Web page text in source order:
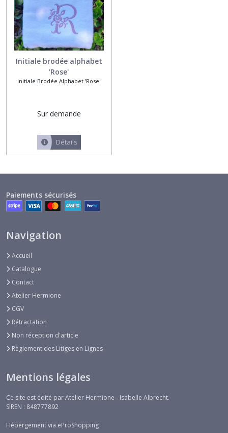
Initiale brodée alphabet
'Rose'
Initiale Brodée Alphabet 'Rose'
Sur demande
Détails
Prénom
brodé,écriture
anglaise
(1)
Prénom
brodé,écriture
droite
écriture
ancienne
(1)
Fantaisie
(16)
Tissus
(7)
Tissus
fleuris
(3)
Tissus
rayés
(3)
Liberty
(10)
Paiements sécurisés
Navigation
Accueil
Catalogue
Contact
Atelier Hermione
CGV
Rétractation
Non réception d'article
Règlement des Litiges en Lignes
Mentions légales
Ce site est édité par Atelier Hermione - Isabelle Albrecht.
SIREN : 848777892
Hébergement via eProShopping